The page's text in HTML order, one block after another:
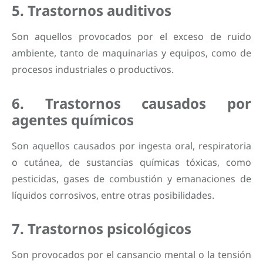
5. Trastornos auditivos
Son aquellos provocados por el exceso de ruido
ambiente, tanto de maquinarias y equipos, como de
procesos industriales o productivos.
6. Trastornos causados por
agentes químicos
Son aquellos causados por ingesta oral, respiratoria
o cutánea, de sustancias químicas tóxicas, como
pesticidas, gases de combustión y emanaciones de
líquidos corrosivos, entre otras posibilidades.
7. Trastornos psicológicos
Son provocados por el cansancio mental o la tensión